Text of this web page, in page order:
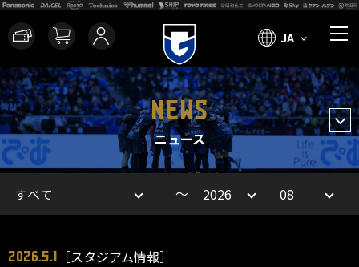
JA
NEWS
ニュース
～
2026.5.1 ［スタジアム情報］